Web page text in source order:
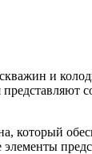
и
который